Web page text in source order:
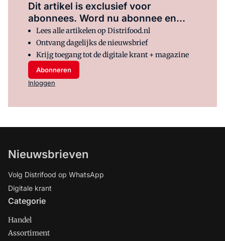
Dit artikel is exclusief voor
abonnees. Word nu abonnee en...
Lees alle artikelen op Distrifood.nl
Ontvang dagelijks de nieuwsbrief
Krijg toegang tot de digitale krant + magazine
Abonneren
Inloggen
Nieuwsbrieven
Volg Distrifood op WhatsApp
Digitale krant
Categorie
Handel
Assortiment